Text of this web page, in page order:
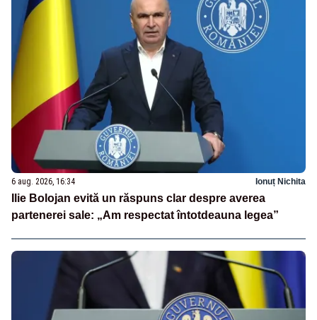
6 aug. 2026, 16:34 Ionuț Nichita
Ilie Bolojan evită un răspuns clar despre averea
partenerei sale: „Am respectat întotdeauna legea”